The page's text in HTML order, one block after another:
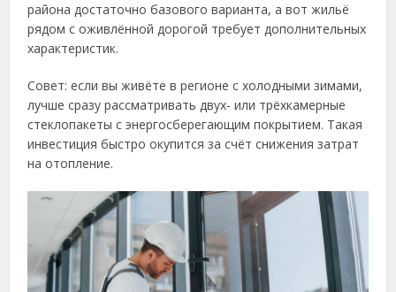
района достаточно базового варианта, а вот жильё
рядом с оживлённой дорогой требует дополнительных
характеристик.
Совет: если вы живёте в регионе с холодными зимами,
лучше сразу рассматривать двух- или трёхкамерные
стеклопакеты с энергосберегающим покрытием. Такая
инвестиция быстро окупится за счёт снижения затрат
на отопление.